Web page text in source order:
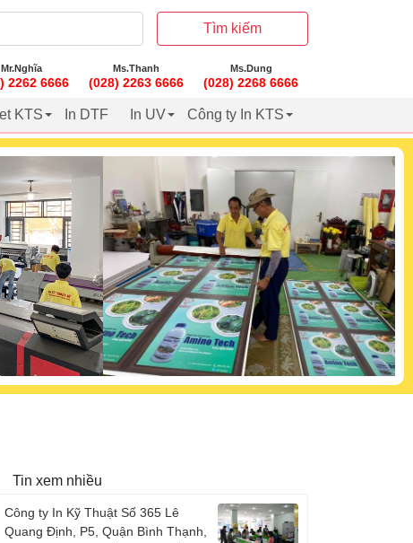
Tìm kiếm
Mr.Nghĩa
2262 6666
Ms.Thanh
(028) 2263 6666
Ms.Dung
(028) 2268 6666
KTS In DTF In UV Công ty In KTS
Tin xem nhiều
Công ty In Kỹ Thuật Số 365 Lê
Quang Định, P5, Quận Bình Thạnh,